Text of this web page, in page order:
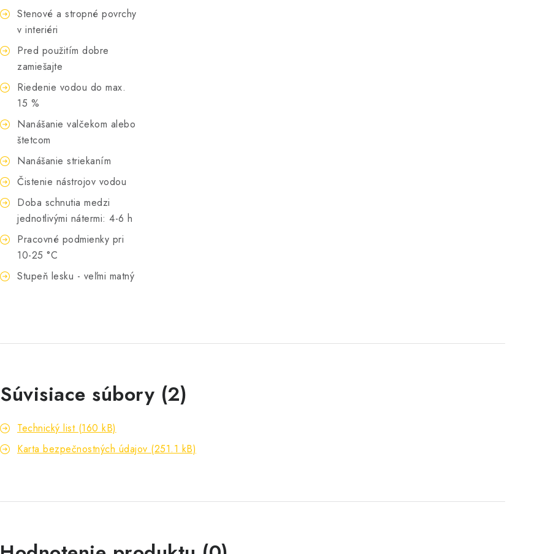
Stenové a stropné povrchy
v interiéri
Pred použitím dobre
zamiešajte
Riedenie vodou do max.
15 %
Nanášanie valčekom alebo
štetcom
Nanášanie striekaním
Čistenie nástrojov vodou
Doba schnutia medzi
jednotlivými nátermi: 4-6 h
Pracovné podmienky pri
10-25 °C
Stupeň lesku - veľmi matný
Súvisiace súbory (2)
Technický list (160 kB)
Karta bezpečnostných údajov (251.1 kB)